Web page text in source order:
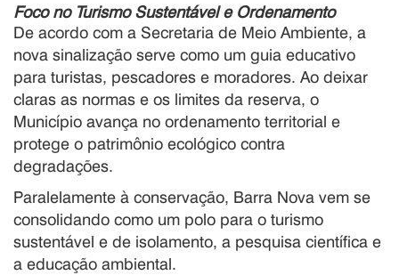
Foco no Turismo Sustentável e Ordenamento
De acordo com a Secretaria de Meio Ambiente, a
nova sinalização serve como um guia educativo
para turistas, pescadores e moradores. Ao deixar
claras as normas e os limites da reserva, o
Município avança no ordenamento territorial e
protege o patrimônio ecológico contra
degradações.
Paralelamente à conservação, Barra Nova vem se
consolidando como um polo para o turismo
sustentável e de isolamento, a pesquisa científica e
a educação ambiental.